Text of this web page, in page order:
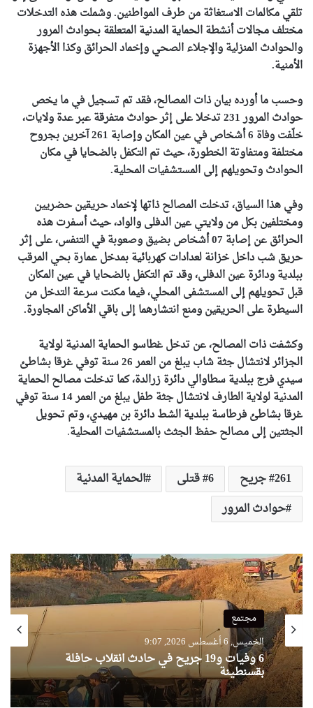
تلقي مكالمات الاستغاثة من طرف المواطنين. وشملت هذه التدخلات
مختلف مجالات أنشطة الحماية المدنية المتعلقة بحوادث المرور
والحوادث المنزلية والإجلاء الصحي وإخماد الحرائق وكذا الأجهزة
الأمنية.
وحسب ما أورده بيان ذات المصالح، فقد تم تسجيل في ما يخص
حوادث المرور 231 تدخلا على إثر حوادث متفرقة عبر عدة ولايات،
خلّفت وفاة 6 أشخاص في عين المكان وإصابة 261 آخرين بجروح
مختلفة ومتفاوتة الخطورة، حيث تم التكفل بالضحايا في مكان
الحوادث وتحويلهم إلى المستشفيات المحلية.
وفي هذا السياق، تدخلت المصالح ذاتها لإخماد حريقين حضريين
ومختلفين بكل من ولايتي عين الدفلى والواد، حيث أسفرت هذه
الحرائق عن إصابة 07 أشخاص بضيق وصعوبة في التنفس، على إثر
حريق شب داخل خزانة لعدادات كهربائية بمدخل عمارة بحي المرقب
ببلدية ودائرة عين الدفلى، وقد تم التكفل بالضحايا في عين المكان
قبل تحويلهم إلى المستشفى المحلي، فيما مكنت سرعة التدخل من
السيطرة على الحريقين ومنع انتشارهما إلى باقي الأماكن المجاورة.
وكشفت ذات المصالح، عن تدخل غطاسو الحماية المدنية لولاية
الجزائر لانتشال جثة شاب يبلغ من العمر 26 سنة توفي غرقا بشاطئ
سيدي فرج ببلدية سطاوالي دائرة زرالدة، كما تدخلت مصالح الحماية
المدنية لولاية الطارف لانتشال جثة طفل يبلغ من العمر 14 سنة توفي
غرقا بشاطئ فرطاسة ببلدية الشط دائرة بن مهيدي، وتم تحويل
الجثتين إلى مصالح حفظ الجثث بالمستشفيات المحلية.
261 جريح 6 قتلى
الحماية المدنية
حوادث المرور
مجتمع
الخميس, 6 أغسطس 2026, 9:07
6 وفيات و19 جريح في حادث انقلاب حافلة
بقسنطينة